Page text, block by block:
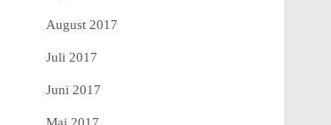
August 2017
Juli 2017
Juni 2017